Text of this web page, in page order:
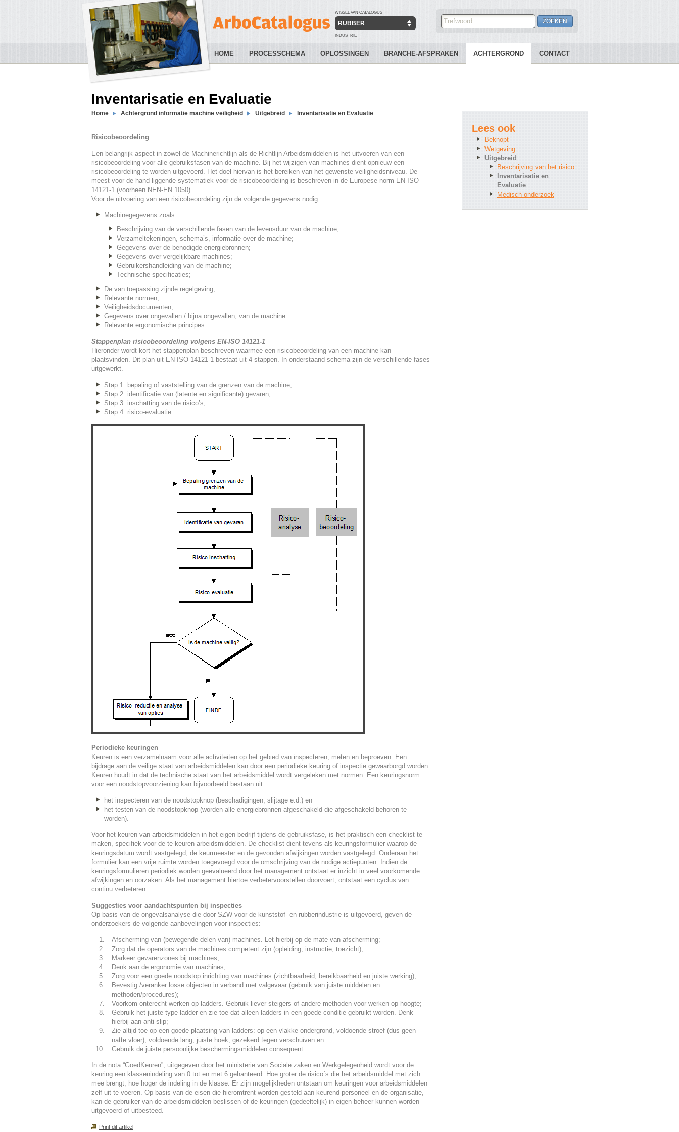
WISSEL VAN CATALOGUS
RUBBER
INDUSTRIE
HOME PROCESSCHEMA OPLOSSINGEN BRANCHE-AFSPRAKEN ACHTERGROND CONTACT
Inventarisatie en Evaluatie
Home Achtergrond informatie machine veiligheid Uitgebreid Inventarisatie en Evaluatie
Risicobeoordeling
Een belangrijk aspect in zowel de Machinerichtlijn als de Richtlijn Arbeidsmiddelen is het uitvoeren van een
risicobeoordeling voor alle gebruiksfasen van de machine. Bij het wijzigen van machines dient opnieuw een
risicobeoordeling te worden uitgevoerd. Het doel hiervan is het bereiken van het gewenste veiligheidsniveau. De
meest voor de hand liggende systematiek voor de risicobeoordeling is beschreven in de Europese norm EN-ISO
14121-1 (voorheen NEN-EN 1050).
Voor de uitvoering van een risicobeoordeling zijn de volgende gegevens nodig:
Machinegegevens zoals:
Beschrijving van de verschillende fasen van de levensduur van de machine;
Verzameltekeningen, schema’s, informatie over de machine;
Gegevens over de benodigde energiebronnen;
Gegevens over vergelijkbare machines;
Gebruikershandleiding van de machine;
Technische specificaties;
De van toepassing zijnde regelgeving;
Relevante normen;
Veiligheidsdocumenten;
Gegevens over ongevallen / bijna ongevallen; van de machine
Relevante ergonomische principes.
Stappenplan risicobeoordeling volgens EN-ISO 14121-1
Hieronder wordt kort het stappenplan beschreven waarmee een risicobeoordeling van een machine kan
plaatsvinden. Dit plan uit EN-ISO 14121-1 bestaat uit 4 stappen. In onderstaand schema zijn de verschillende fases
uitgewerkt.
Stap 1: bepaling of vaststelling van de grenzen van de machine;
Stap 2: identificatie van (latente en significante) gevaren;
Stap 3: inschatting van de risico’s;
Stap 4: risico-evaluatie.
Periodieke keuringen
Keuren is een verzamelnaam voor alle activiteiten op het gebied van inspecteren, meten en beproeven. Een
bijdrage aan de veilige staat van arbeidsmiddelen kan door een periodieke keuring of inspectie gewaarborgd worden.
Keuren houdt in dat de technische staat van het arbeidsmiddel wordt vergeleken met normen. Een keuringsnorm
voor een noodstopvoorziening kan bijvoorbeeld bestaan uit:
het inspecteren van de noodstopknop (beschadigingen, slijtage e.d.) en
het testen van de noodstopknop (worden alle energiebronnen afgeschakeld die afgeschakeld behoren te
worden).
Voor het keuren van arbeidsmiddelen in het eigen bedrijf tijdens de gebruiksfase, is het praktisch een checklist te
maken, specifiek voor de te keuren arbeidsmiddelen. De checklist dient tevens als keuringsformulier waarop de
keuringsdatum wordt vastgelegd, de keurmeester en de gevonden afwijkingen worden vastgelegd. Onderaan het
formulier kan een vrije ruimte worden toegevoegd voor de omschrijving van de nodige actiepunten. Indien de
keuringsformulieren periodiek worden geëvalueerd door het management ontstaat er inzicht in veel voorkomende
afwijkingen en oorzaken. Als het management hiertoe verbetervoorstellen doorvoert, ontstaat een cyclus van
continu verbeteren.
Suggesties voor aandachtspunten bij inspecties
Op basis van de ongevalsanalyse die door SZW voor de kunststof- en rubberindustrie is uitgevoerd, geven de
onderzoekers de volgende aanbevelingen voor inspecties:
Afscherming van (bewegende delen van) machines. Let hierbij op de mate van afscherming;
Zorg dat de operators van de machines competent zijn (opleiding, instructie, toezicht);
Markeer gevarenzones bij machines;
Denk aan de ergonomie van machines;
Zorg voor een goede noodstop inrichting van machines (zichtbaarheid, bereikbaarheid en juiste werking);
Bevestig /veranker losse objecten in verband met valgevaar (gebruik van juiste middelen en
methoden/procedures);
Voorkom onterecht werken op ladders. Gebruik liever steigers of andere methoden voor werken op hoogte;
Gebruik het juiste type ladder en zie toe dat alleen ladders in een goede conditie gebruikt worden. Denk
hierbij aan anti-slip;
Zie altijd toe op een goede plaatsing van ladders: op een vlakke ondergrond, voldoende stroef (dus geen
natte vloer), voldoende lang, juiste hoek, gezekerd tegen verschuiven en
Gebruik de juiste persoonlijke beschermingsmiddelen consequent.
In de nota “GoedKeuren”, uitgegeven door het ministerie van Sociale zaken en Werkgelegenheid wordt voor de
keuring een klassenindeling van 0 tot en met 6 gehanteerd. Hoe groter de risico´s die het arbeidsmiddel met zich
mee brengt, hoe hoger de indeling in de klasse. Er zijn mogelijkheden ontstaan om keuringen voor arbeidsmiddelen
zelf uit te voeren. Op basis van de eisen die hieromtrent worden gesteld aan keurend personeel en de organisatie,
kan de gebruiker van de arbeidsmiddelen beslissen of de keuringen (gedeeltelijk) in eigen beheer kunnen worden
uitgevoerd of uitbesteed.
Print dit artikel
Lees ook
Beknopt
Wetgeving
Uitgebreid
Beschrijving van het risico
Inventarisatie en
Evaluatie
Medisch onderzoek